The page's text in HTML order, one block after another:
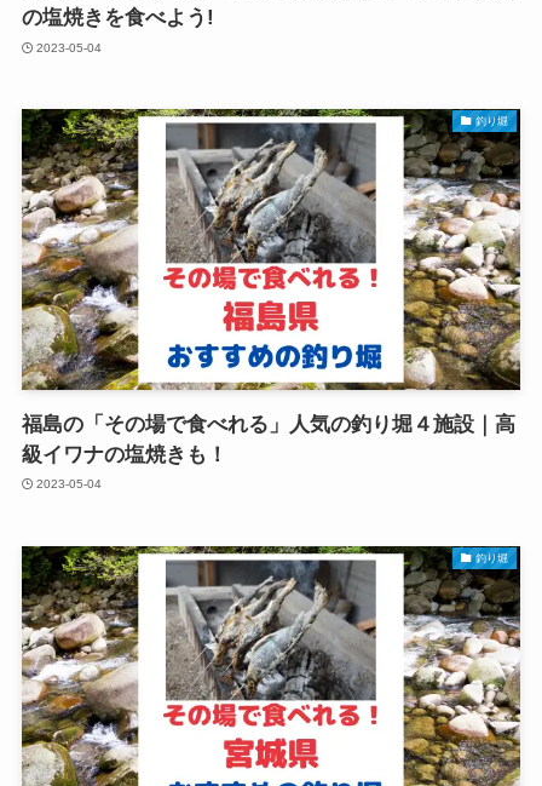
の塩焼きを食べよう!
2023-05-04
釣り堀
福島の「その場で食べれる」人気の釣り堀４施設｜高
級イワナの塩焼きも！
2023-05-04
釣り堀